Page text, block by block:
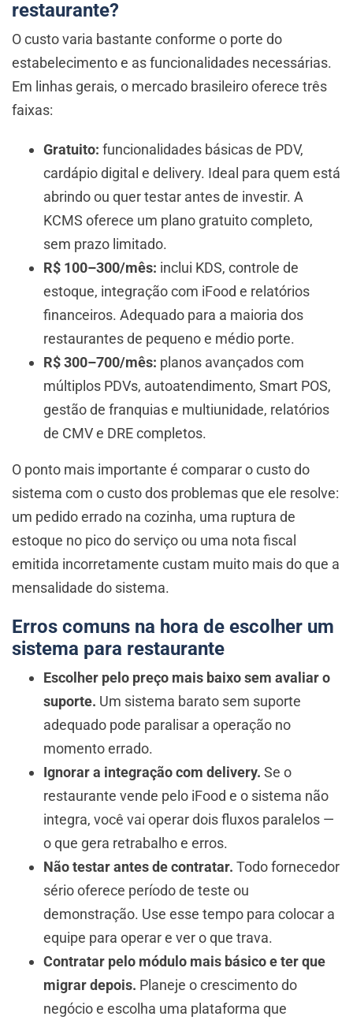
restaurante?
O custo varia bastante conforme o porte do
estabelecimento e as funcionalidades necessárias.
Em linhas gerais, o mercado brasileiro oferece três
faixas:
Gratuito: funcionalidades básicas de PDV,
cardápio digital e delivery. Ideal para quem está
abrindo ou quer testar antes de investir. A
KCMS oferece um plano gratuito completo,
sem prazo limitado.
R$ 100–300/mês: inclui KDS, controle de
estoque, integração com iFood e relatórios
financeiros. Adequado para a maioria dos
restaurantes de pequeno e médio porte.
R$ 300–700/mês: planos avançados com
múltiplos PDVs, autoatendimento, Smart POS,
gestão de franquias e multiunidade, relatórios
de CMV e DRE completos.
O ponto mais importante é comparar o custo do
sistema com o custo dos problemas que ele resolve:
um pedido errado na cozinha, uma ruptura de
estoque no pico do serviço ou uma nota fiscal
emitida incorretamente custam muito mais do que a
mensalidade do sistema.
Erros comuns na hora de escolher um
sistema para restaurante
Escolher pelo preço mais baixo sem avaliar o
suporte. Um sistema barato sem suporte
adequado pode paralisar a operação no
momento errado.
Ignorar a integração com delivery. Se o
restaurante vende pelo iFood e o sistema não
integra, você vai operar dois fluxos paralelos —
o que gera retrabalho e erros.
Não testar antes de contratar. Todo fornecedor
sério oferece período de teste ou
demonstração. Use esse tempo para colocar a
equipe para operar e ver o que trava.
Contratar pelo módulo mais básico e ter que
migrar depois. Planeje o crescimento do
negócio e escolha uma plataforma que